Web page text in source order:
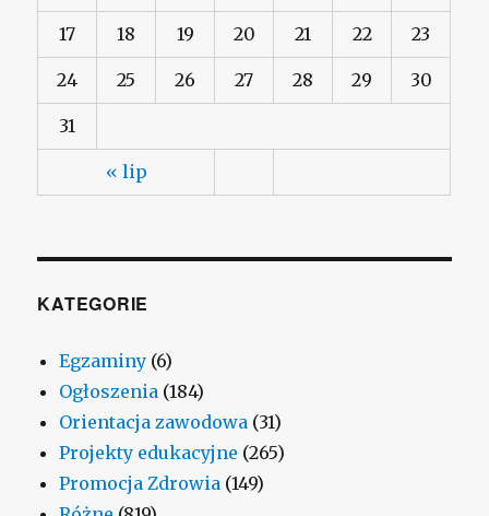
« lip
17 18 19 20 21 22 23
24 25 26 27 28 29 30
31
KATEGORIE
Egzaminy (6)
Ogłoszenia (184)
Orientacja zawodowa (31)
Projekty edukacyjne (265)
Promocja Zdrowia (149)